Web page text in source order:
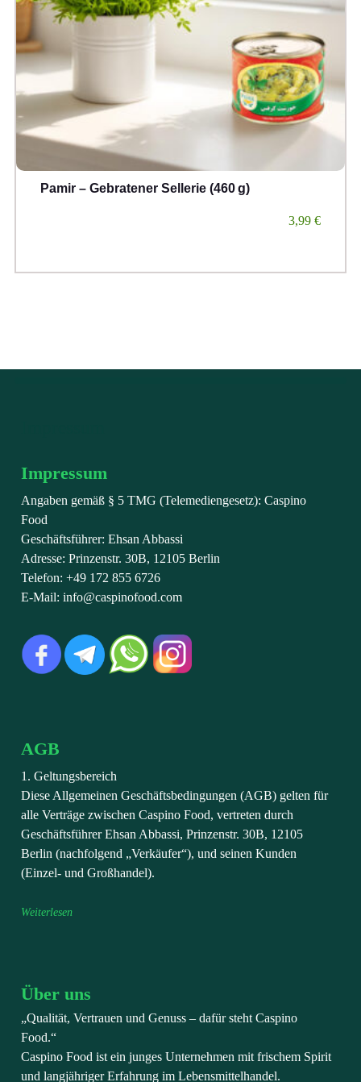
Pamir – Gebratener Sellerie (460 g)
€
3,99
Impressum
Angaben gemäß § 5 TMG (Telemediengesetz): Caspino
Food
Geschäftsführer: Ehsan Abbassi
Adresse: Prinzenstr. 30B, 12105 Berlin
Telefon: +49 172 855 6726
E-Mail: info@caspinofood.com
AGB
1. Geltungsbereich
Diese Allgemeinen Geschäftsbedingungen (AGB) gelten für
alle Verträge zwischen Caspino Food, vertreten durch
Geschäftsführer Ehsan Abbassi, Prinzenstr. 30B, 12105
Berlin (nachfolgend „Verkäufer“), und seinen Kunden
(Einzel- und Großhandel).
Weiterlesen
Über uns
„Qualität, Vertrauen und Genuss – dafür steht Caspino
Food.“
Caspino Food ist ein junges Unternehmen mit frischem Spirit
und langjähriger Erfahrung im Lebensmittelhandel.